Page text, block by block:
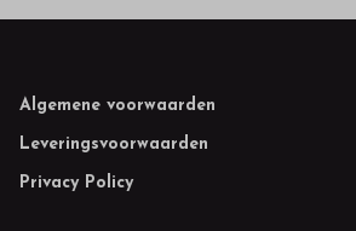
Footer
Algemene voorwaarden
Leveringsvoorwaarden
Privacy Policy